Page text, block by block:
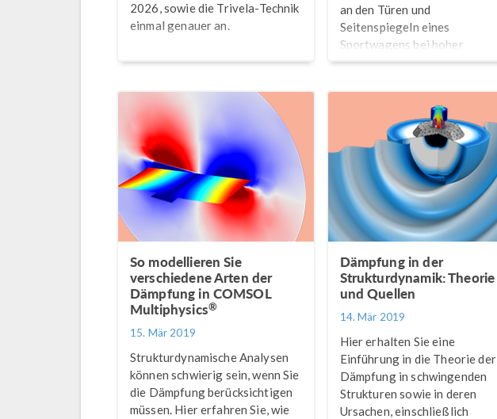
2026, sowie die Trivela-Technik
einmal genauer an.
an den Türen und
Seitenspiegeln eines
Sportwagens bei hoher
Geschwindigkeit.
So modellieren Sie
verschiedene Arten der
Dämpfung in COMSOL
Multiphysics®
15. Mär 2019
Strukturdynamische Analysen
können schwierig sein, wenn Sie
die Dämpfung berücksichtigen
müssen. Hier erfahren Sie, wie
Dämpfung in der
Strukturdynamik: Theorie
und Quellen
14. Mär 2019
Hier erhalten Sie eine
Einführung in die Theorie der
Dämpfung in schwingenden
Strukturen sowie in deren
Ursachen, einschließlich